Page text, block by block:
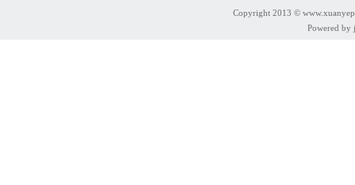
Copyright 2013 ©
Powered by